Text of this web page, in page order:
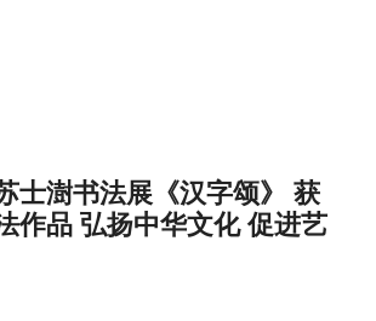
士澍书法展《汉字颂》 获
作品 弘扬中华文化 促进艺